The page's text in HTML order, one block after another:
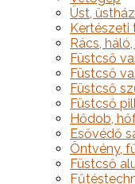
Üst,
Kertészeti
Rács,
Füstcső
Füstcső
Füstcső
Füstcső
Hődob,
Esővédő
Öntvény,
Füstcső